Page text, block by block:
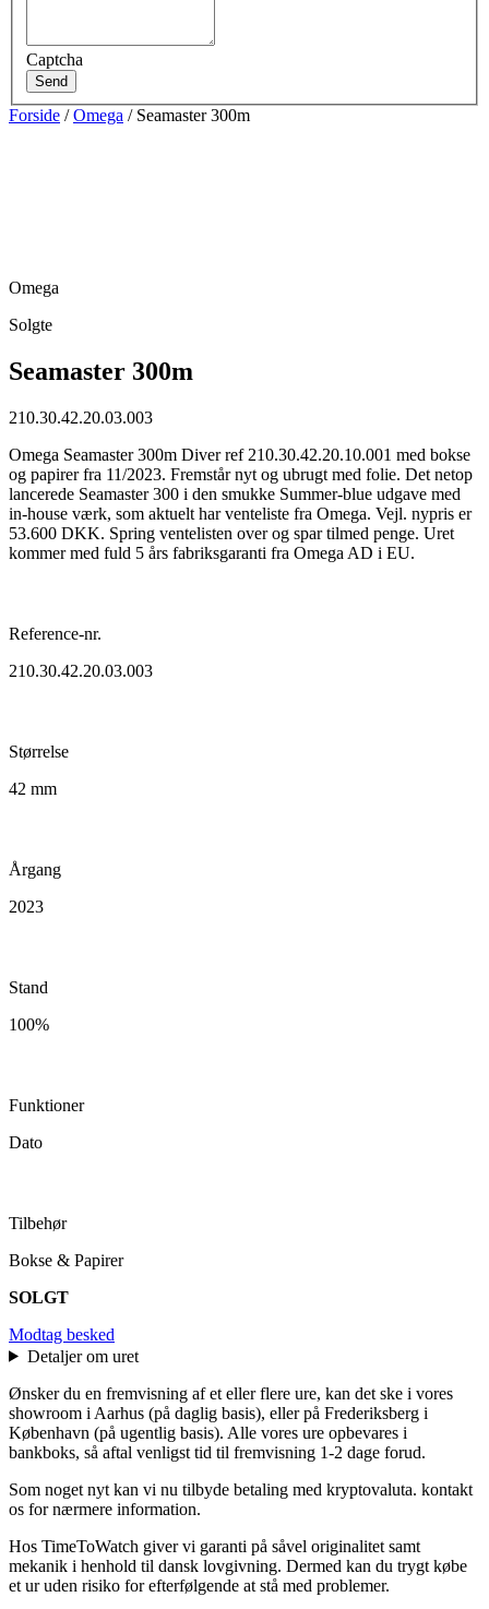
Captcha
Send
Forside /Omega / Seamaster 300m
Omega
Solgte
Seamaster 300m
210.30.42.20.03.003
Omega Seamaster 300m Diver ref 210.30.42.20.10.001 med bokse
og papirer fra 11/2023. Fremstår nyt og ubrugt med folie. Det netop
lancerede Seamaster 300 i den smukke Summer-blue udgave med
in-house værk, som aktuelt har venteliste fra Omega. Vejl. nypris er
53.600 DKK. Spring ventelisten over og spar tilmed penge. Uret
kommer med fuld 5 års fabriksgaranti fra Omega AD i EU.
Reference-nr.
210.30.42.20.03.003
Størrelse
42 mm
Årgang
2023
Stand
100%
Funktioner
Dato
Tilbehør
Bokse & Papirer
SOLGT
Modtag besked
Detaljer om uret
Ønsker du en fremvisning af et eller flere ure, kan det ske i vores
showroom i Aarhus (på daglig basis), eller på Frederiksberg i
København (på ugentlig basis). Alle vores ure opbevares i
bankboks, så aftal venligst tid til fremvisning 1-2 dage forud.
Som noget nyt kan vi nu tilbyde betaling med kryptovaluta. kontakt
os for nærmere information.
Hos TimeToWatch giver vi garanti på såvel originalitet samt
mekanik i henhold til dansk lovgivning. Dermed kan du trygt købe
et ur uden risiko for efterfølgende at stå med problemer.